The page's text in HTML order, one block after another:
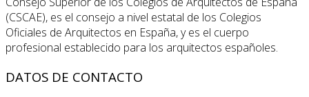
(CSCAE), es el consejo a nivel estatal de los Colegios
Oficiales de Arquitectos en España, y es el cuerpo
profesional establecido para los arquitectos españoles.
DATOS DE CONTACTO